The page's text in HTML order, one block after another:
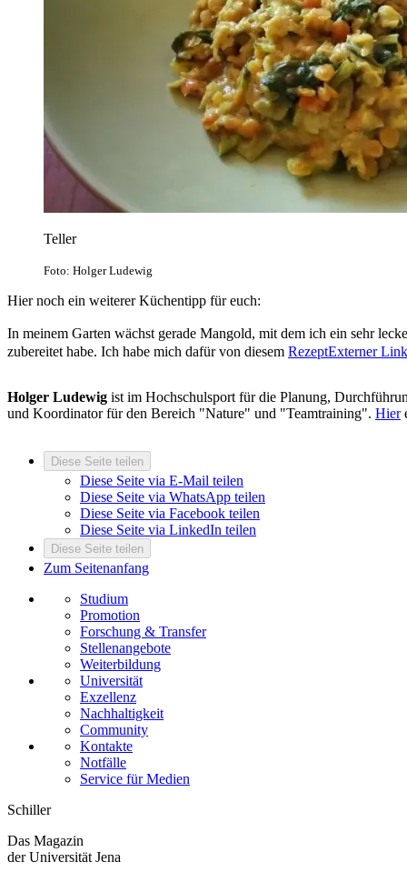
Teller
Foto: Holger Ludewig
Hier noch ein weiterer Küchentipp für euch:
In meinem Garten wächst gerade Mangold, mit dem ich ein sehr
zubereitet habe. Ich habe mich dafür von diesem RezeptExterner Link
Holger Ludewig ist im Hochschulsport für die Planung,
und Koordinator für den Bereich "Nature" und "Teamtraining". Hier
Diese Seite teilen
Diese Seite via E-Mail teilen
Diese Seite via WhatsApp teilen
Diese Seite via Facebook teilen
Diese Seite via LinkedIn teilen
Diese Seite teilen
Zum Seitenanfang
Studium
Promotion
Forschung & Transfer
Stellenangebote
Weiterbildung
Universität
Exzellenz
Nachhaltigkeit
Community
Kontakte
Notfälle
Service für Medien
Schiller
Das Magazin
der Universität Jena